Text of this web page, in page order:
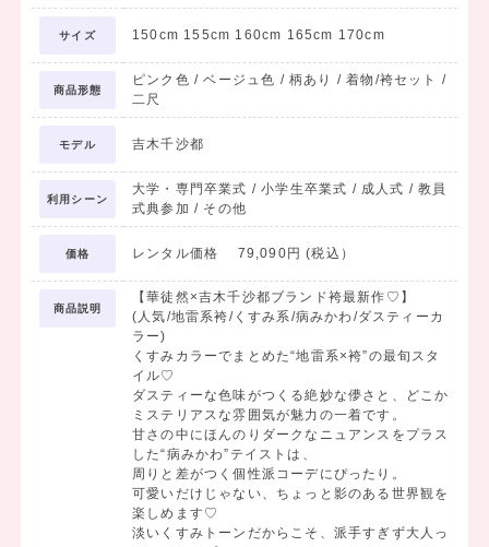
サイズ 150cm 155cm 160cm 165cm 170cm
商品形態
ピンク色 / ベージュ色 / 柄あり / 着物/袴セット /
二尺
モデル 吉木千沙都
利用シーン
大学・専門卒業式 / 小学生卒業式 / 成人式 / 教員
式典参加 / その他
価格 レンタル価格 79,090円 (税込）
商品説明
【華徒然×吉木千沙都ブランド袴最新作♡】
(人気/地雷系袴/くすみ系/病みかわ/ダスティーカ
ラー)
くすみカラーでまとめた“地雷系×袴”の最旬スタ
イル♡
ダスティーな色味がつくる絶妙な儚さと、どこか
ミステリアスな雰囲気が魅力の一着です。
甘さの中にほんのりダークなニュアンスをプラス
した“病みかわ”テイストは、
周りと差がつく個性派コーデにぴったり。
可愛いだけじゃない、ちょっと影のある世界観を
楽しめます♡
淡いくすみトーンだからこそ、派手すぎず大人っ